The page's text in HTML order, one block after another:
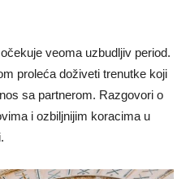
veoma uzbudljiv period.
proleća doživeti trenutke koji
sa partnerom. Razgovori o
i ozbiljnijim koracima u